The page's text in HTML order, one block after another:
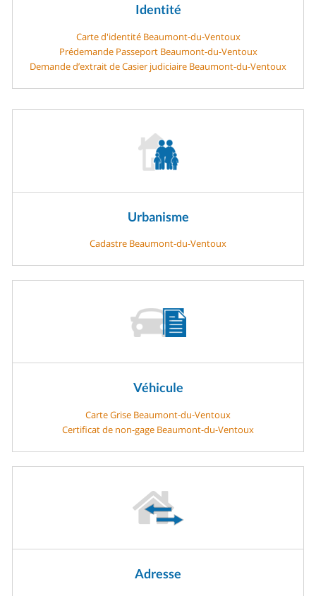
Identité
Carte d'identité Beaumont-du-Ventoux
Prédemande Passeport Beaumont-du-Ventoux
Demande d’extrait de Casier judiciaire Beaumont-du-Ventoux
Urbanisme
Cadastre Beaumont-du-Ventoux
Véhicule
Carte Grise Beaumont-du-Ventoux
Certificat de non-gage Beaumont-du-Ventoux
Adresse